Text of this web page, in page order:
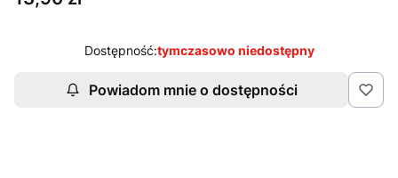
Dostępność:tymczasowo niedostępny
Powiadom mnie o dostępności